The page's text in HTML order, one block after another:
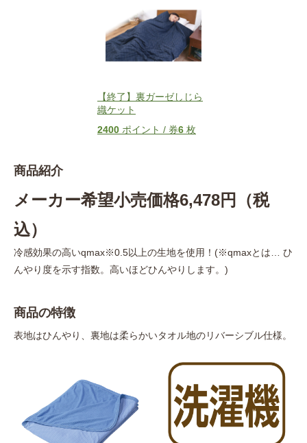
【終了】裏ガーゼしじら
織ケット
2400 ポイント / 券6 枚
商品紹介
メーカー希望小売価格6,478円（税
込）
冷感効果の高いqmax※0.5以上の生地を使用！(※qmaxとは… ひ
んやり度を示す指数。高いほどひんやりします。)
商品の特徴
表地はひんやり、裏地は柔らかいタオル地のリバーシブル仕様。